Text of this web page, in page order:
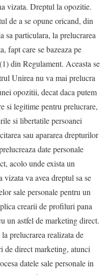
vizata. Dreptul la opozitie.
de a se opune oricand, din
sa particulara, la prelucrarea
fapt care se bazeaza pe
din Regulament. Aceasta se
Unirea nu va mai prelucra
opozitii, decat daca putem
si legitime pentru prelucrare,
si libertatile persoanei
sau apararea drepturilor
date personale
acolo unde exista un
va avea dreptul sa se
sale personale pentru un
crearii de profiluri pana
un astfel de marketing direct.
prelucrarea realizata de
de direct marketing, atunci
datele sale personale in